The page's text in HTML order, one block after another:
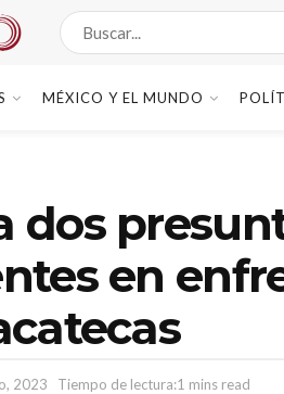
MÉXICO Y EL MUNDO
dos
en
2023 Tiempo de lectura:1 mins read